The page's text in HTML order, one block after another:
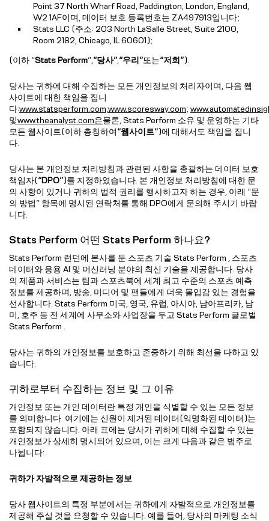
Point 37 North Wharf Road, Paddington, London, England,
W2 1AF이며, 데이터 보호 등록번호는 ZA497913입니다;
Stats LLC (주소: 203 North LaSalle Street, Suite 2100,
Room 2182, Chicago, IL 60601);
(이하 “Stats Perform”, “당사” “우리”또는“저희”).
당사는 귀하에 대해 수집하는 모든 개인정보의 처리자이며, 다음 웹
사이트에 대한 책임을 집니
다:www.statsperform.com;www.scoresway.com;
및www.theanalyst.com은물론, Stats Perform 소유 및 운영하는 기타
모든 웹사이트(이하 총칭하여“웹사이트”)에 대해서도 책임을 집니
다.
당사는 본 개인정보 처리방침과 관련된 사항을 총괄하는 데이터 보호
책임자(“DPO”)를 지정하였습니다. 본 개인정보 처리방침에 대한 문
의 사항이 있거나 귀하의 법적 권리를 행사하고자 하는 경우, 아래 “문
의 방법” 항목에 명시된 연락처를 통해 DPO에게 문의해 주시기 바랍
니다.
Stats Perform 어떤 Stats Perform 하나요?
Stats Perform 런던에 본사를 둔 스포츠 기술 Stats Perform , 스포츠
데이터와 응용 AI 및 머신러닝 분야의 최신 기술을 제공합니다. 당사
의 제품과 서비스는 팀과 스포츠북에 세계 최고 수준의 스포츠 예측
정보를 제공하며, 방송, 미디어 및 팬들에게 더욱 몰입감 있는 경험을
선사합니다. Stats Perform 미국, 영국, 유럽, 아시아, 남아프리카, 남
미, 호주 등 전 세계에 사무소와 사업장을 두고 Stats Perform 글로벌
Stats Perform .
당사는 귀하의 개인정보를 보호하고 존중하기 위해 최선을 다하고 있
습니다.
귀하로부터 수집하는 정보 및 그 이유
개인정보 또는 개인 데이터란 특정 개인을 식별할 수 있는 모든 정보
를 의미합니다. 여기에는 신원이 제거된 데이터(익명화된 데이터)는
포함되지 않습니다. 아래 표에는 당사가 귀하에 대해 수집할 수 있는
개인정보가 상세히 명시되어 있으며, 이는 크게 다음과 같은 범주로
나뉩니다:
귀하가 자발적으로 제공하는 정보
당사 웹사이트의 특정 부분에서는 귀하에게 자발적으로 개인정보를
제공해 주실 것을 요청할 수 있습니다. 예를 들어, 당사의 마케팅 소식